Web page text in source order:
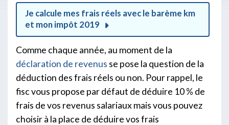
Je calcule mes frais réels avec le barème km
et mon impôt 2019
Comme chaque année, au moment de la
déclaration de revenus se pose la question de la
déduction des frais réels ou non. Pour rappel, le
fisc vous propose par défaut de déduire 10 % de
frais de vos revenus salariaux mais vous pouvez
choisir à la place de déduire vos frais